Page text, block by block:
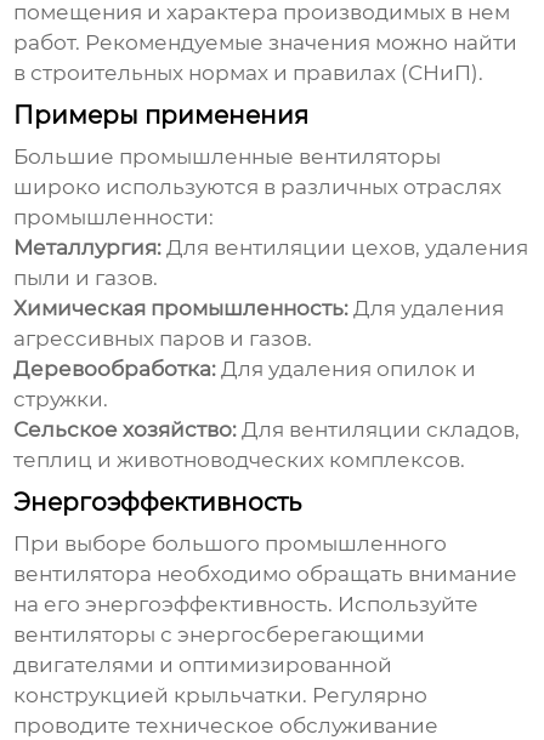
помещения и характера производимых в нем
работ. Рекомендуемые значения можно найти
в строительных нормах и правилах (СНиП).
Примеры применения
Большие промышленные вентиляторы
широко используются в различных отраслях
промышленности:
Металлургия: Для вентиляции цехов, удаления
пыли и газов.
Химическая промышленность: Для удаления
агрессивных паров и газов.
Деревообработка: Для удаления опилок и
стружки.
Сельское хозяйство: Для вентиляции складов,
теплиц и животноводческих комплексов.
Энергоэффективность
При выборе большого промышленного
вентилятора необходимо обращать внимание
на его энергоэффективность. Используйте
вентиляторы с энергосберегающими
двигателями и оптимизированной
конструкцией крыльчатки. Регулярно
проводите техническое обслуживание